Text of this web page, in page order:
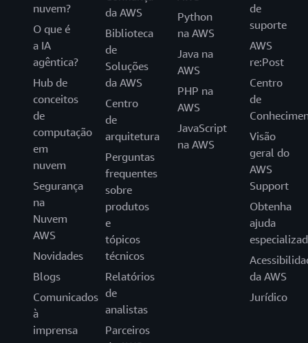
nuvem?
O que é
a IA
agêntica?
Hub de
conceitos
de
computação
em
nuvem
Segurança
na
Nuvem
AWS
Novidades
Blogs
Comunicados
à
imprensa
da AWS
Biblioteca
de
Soluções
da AWS
Centro
de
arquitetura
Perguntas
frequentes
sobre
produtos
e
tópicos
técnicos
Relatórios
de
analistas
Parceiros
Python
na AWS
Java na
AWS
PHP na
AWS
JavaScript
na AWS
de
suporte
AWS
re:Post
Centro
de
Visão
geral do
AWS
Support
Obtenha
ajuda
da AWS
Jurídico